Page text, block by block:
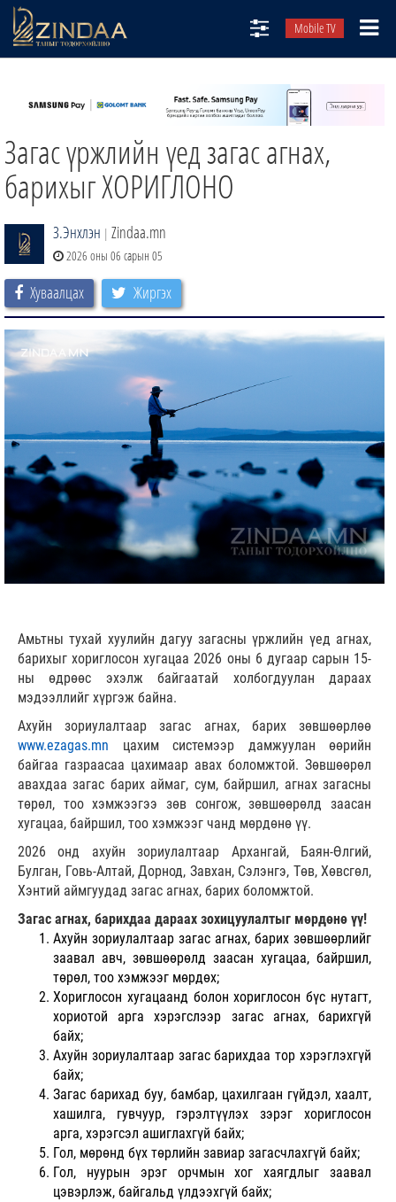
Mobile TV
ТВ8
ӨГЛӨӨНИЙ СОНИН
АУДИО ЗОХИОЛ
ЗИНДАА СЭТГҮҮЛ
Загас үржлийн үед загас агнах,
барихыг ХОРИГЛОНО
З.Энхлэн | Zindaa.mn
2026 оны 06 сарын 05
Хуваалцах Жиргэх
Амьтны тухай хуулийн дагуу загасны үржлийн үед агнах,
барихыг хориглосон хугацаа 2026 оны 6 дугаар сарын 15-
ны өдрөөс эхэлж байгаатай холбогдуулан дараах
мэдээллийг хүргэж байна.
Ахуйн зориулалтаар загас агнах, барих зөвшөөрлөө
www.ezagas.mn цахим системээр дамжуулан өөрийн
байгаа газраасаа цахимаар авах боломжтой. Зөвшөөрөл
авахдаа загас барих аймаг, сум, байршил, агнах загасны
төрөл, тоо хэмжээгээ зөв сонгож, зөвшөөрөлд заасан
хугацаа, байршил, тоо хэмжээг чанд мөрдөнө үү.
2026 онд ахуйн зориулалтаар Архангай, Баян-Өлгий,
Булган, Говь-Алтай, Дорнод, Завхан, Сэлэнгэ, Төв, Хөвсгөл,
Хэнтий аймгуудад загас агнах, барих боломжтой.
Загас агнах, барихдаа дараах зохицуулалтыг мөрдөнө үү!
Ахуйн зориулалтаар загас агнах, барих зөвшөөрлийг
заавал авч, зөвшөөрөлд заасан хугацаа, байршил,
төрөл, тоо хэмжээг мөрдөх;
Хориглосон хугацаанд болон хориглосон бүс нутагт,
хориотой арга хэрэгслээр загас агнах, барихгүй
байх;
Ахуйн зориулалтаар загас барихдаа тор хэрэглэхгүй
байх;
Загас барихад буу, бамбар, цахилгаан гүйдэл, хаалт,
хашилга, гувчуур, гэрэлтүүлэх зэрэг хориглосон
арга, хэрэгсэл ашиглахгүй байх;
Гол, мөрөнд бүх төрлийн завиар загасчлахгүй байх;
Гол, нуурын эрэг орчмын хог хаягдлыг заавал
цэвэрлэж, байгальд үлдээхгүй байх;